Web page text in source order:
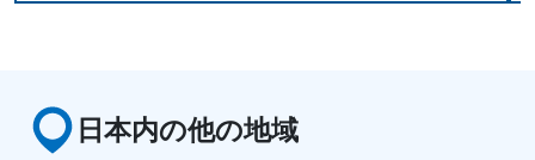
日本内の他の地域